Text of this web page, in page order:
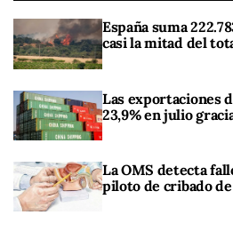
España suma
casi la mitad del
Las exportaciones
23,9% en julio
La OMS detecta
piloto de cribado